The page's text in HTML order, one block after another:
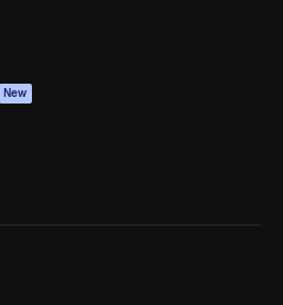
New